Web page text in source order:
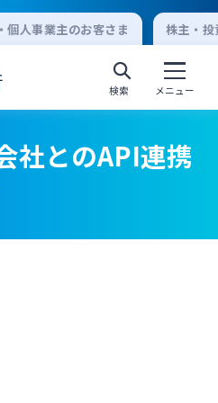
個人事業主のお客さま 株主・
検索 メニュー
ネットバンキング
オン
ネットバンキング
社とのAPI連携